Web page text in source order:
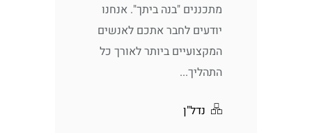
מתכננים "בנה ביתך". אנחנו
יודעים לחבר אתכם לאנשים
המקצועיים ביותר לאורך כל
התהליך...
נדל"ן